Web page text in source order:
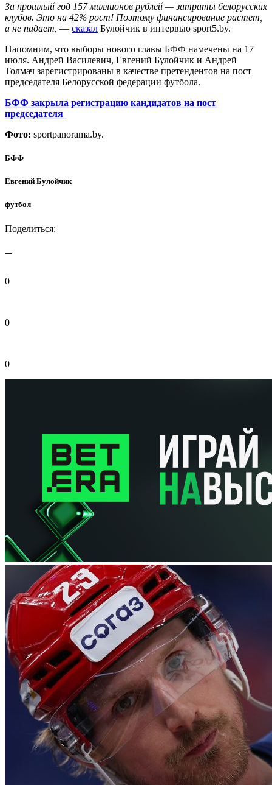
За прошлый год 157 миллионов рублей — затраты белорусских
клубов. Это на 42% рост! Поэтому финансирование растет,
а не падает, — сказал Булойчик в интервью sport5.by.
Напомним, что выборы нового главы БФФ намечены на 17
июля. Андрей Василевич, Евгений Булойчик и Андрей
Толмач зарегистрированы в качестве претендентов на пост
председателя Белорусской федерации футбола.
БФФ закрыла регистрацию кандидатов на пост
председателя
Фото: sportpanorama.by.
БФФ
Евгений Булойчик
футбол
Поделиться:
0
0
0